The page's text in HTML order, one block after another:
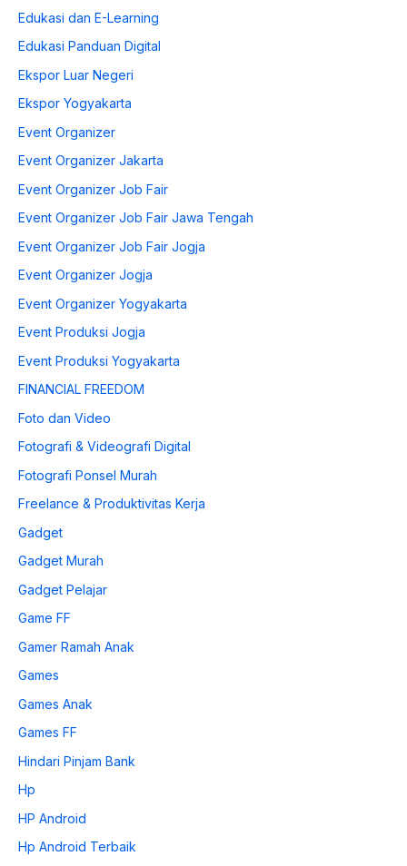
Edukasi dan E-Learning
Edukasi Panduan Digital
Ekspor Luar Negeri
Ekspor Yogyakarta
Event Organizer
Event Organizer Jakarta
Event Organizer Job Fair
Event Organizer Job Fair Jawa Tengah
Event Organizer Job Fair Jogja
Event Organizer Jogja
Event Organizer Yogyakarta
Event Produksi Jogja
Event Produksi Yogyakarta
FINANCIAL FREEDOM
Foto dan Video
Fotografi & Videografi Digital
Fotografi Ponsel Murah
Freelance & Produktivitas Kerja
Gadget
Gadget Murah
Gadget Pelajar
Game FF
Gamer Ramah Anak
Games
Games Anak
Games FF
Hindari Pinjam Bank
Hp
HP Android
Hp Android Terbaik